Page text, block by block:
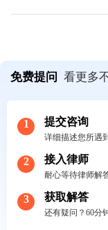
免费提问 看更多
1 提交咨询
详细描述您所遇
2 接入律师
耐心等待律师解
3 获取解答
还有疑问？60分